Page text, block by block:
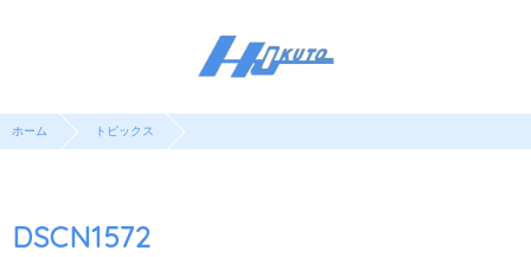
ホーム トピックス
DSCN1572